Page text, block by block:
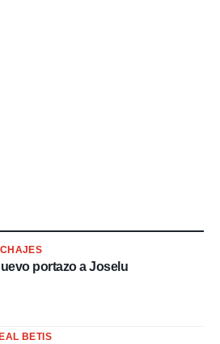
portazo a Joselu
BETIS